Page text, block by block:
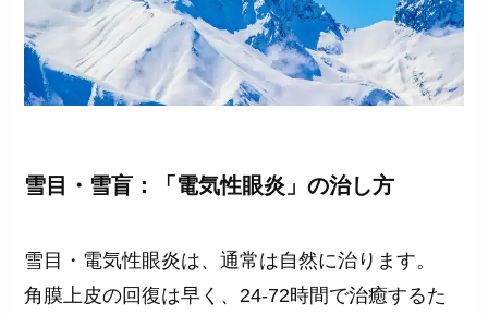
雪目・雪盲：「電気性眼炎」の治し方
雪目・電気性眼炎は、通常は自然に治ります。
角膜上皮の回復は早く、24-72時間で治癒するた